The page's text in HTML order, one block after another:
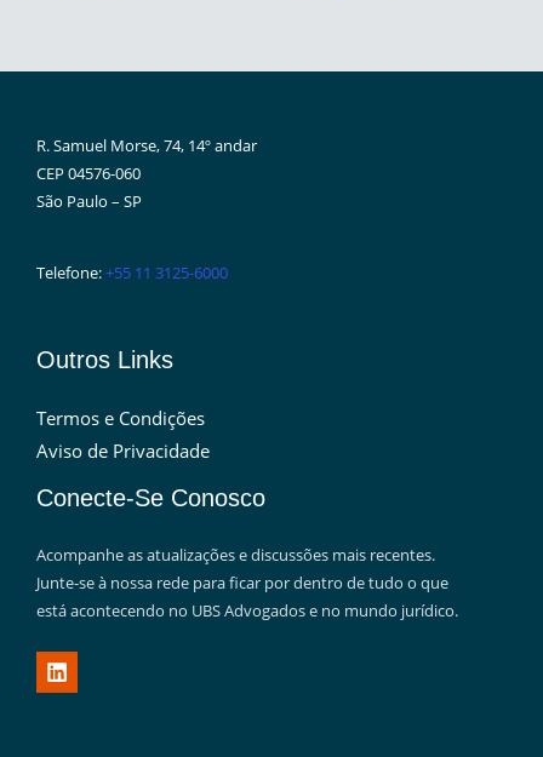
R. Samuel Morse, 74, 14º andar
CEP 04576-060
São Paulo – SP
Telefone:+55 11 3125-6000
Outros Links
Termos e Condições
Aviso de Privacidade
Conecte-Se Conosco
Acompanhe as atualizações e discussões mais recentes.
Junte-se à nossa rede para ficar por dentro de tudo o que
está acontecendo no UBS Advogados e no mundo jurídico.